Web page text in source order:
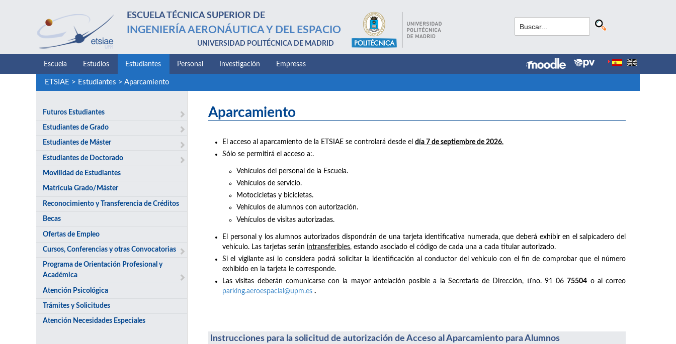
ESCUELA TÉCNICA SUPERIOR DE
INGENIERÍA AERONÁUTICA Y DEL ESPACIO
UNIVERSIDAD POLITÉCNICA DE MADRID
Escuela Estudios Estudiantes Personal Investigación Empresas
ETSIAE > Estudiantes > Aparcamiento
Futuros Estudiantes
Estudiantes de Grado
Estudiantes de Máster
Estudiantes de Doctorado
Movilidad de Estudiantes
Matrícula Grado/Máster
Reconocimiento y Transferencia de Créditos
Becas
Ofertas de Empleo
Cursos, Conferencias y otras Convocatorias
Programa de Orientación Profesional y
Académica
Atención Psicológica
Trámites y Solicitudes
Atención Necesidades Especiales
Aparcamiento
El acceso al aparcamiento de la ETSIAE se controlará desde el día 7 de septiembre de 2026.
Sólo se permitirá el acceso a:.
Vehículos del personal de la Escuela.
Vehículos de servicio.
Motocicletas y bicicletas.
Vehículos de alumnos con autorización.
Vehículos de visitas autorizadas.
El personal y los alumnos autorizados dispondrán de una tarjeta identificativa numerada, que deberá exhibir en el salpicadero del
vehículo. Las tarjetas serán intransferibles, estando asociado el código de cada una a cada titular autorizado.
Si el vigilante así lo considera podrá solicitar la identificación al conductor del vehículo con el fin de comprobar que el número
exhibido en la tarjeta le corresponde.
Las visitas deberán comunicarse con la mayor antelación posible a la Secretaría de Dirección, tfno. 91 06 75504 o al correo
parking.aeroespacial@upm.es .
Instrucciones para la solicitud de autorización de Acceso al Aparcamiento para Alumnos